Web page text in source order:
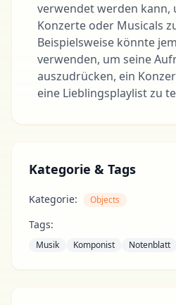
verwendet werden kann,
Konzerte oder Musicals
Beispielsweise könnte
verwenden, um seine
auszudrücken, ein
eine Lieblingsplaylist zu
Kategorie & Tags
Kategorie: Objects
Tags:
Musik Komponist Notenblatt